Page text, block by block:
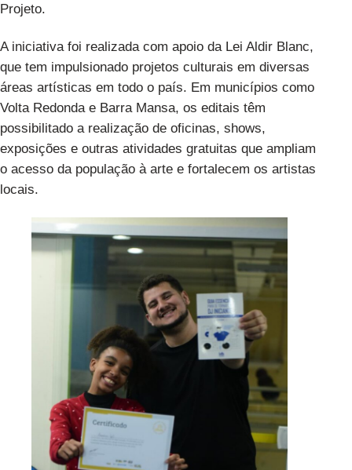
Projeto.
A iniciativa foi realizada com apoio da Lei Aldir Blanc,
que tem impulsionado projetos culturais em diversas
áreas artísticas em todo o país. Em municípios como
Volta Redonda e Barra Mansa, os editais têm
possibilitado a realização de oficinas, shows,
exposições e outras atividades gratuitas que ampliam
o acesso da população à arte e fortalecem os artistas
locais.